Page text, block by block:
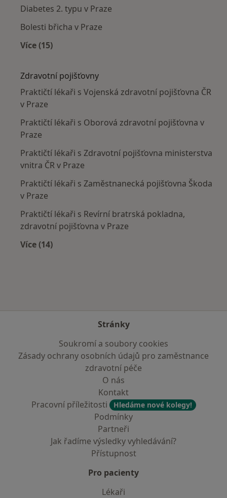
Diabetes 2. typu v Praze
Bolesti břicha v Praze
Více (15)
Zdravotní pojišťovny
Praktičtí lékaři s Vojenská zdravotní pojišťovna ČR
v Praze
Praktičtí lékaři s Oborová zdravotní pojišťovna v
Praze
Praktičtí lékaři s Zdravotní pojišťovna ministerstva
vnitra ČR v Praze
Praktičtí lékaři s Zaměstnanecká pojišťovna Škoda
v Praze
Praktičtí lékaři s Revírní bratrská pokladna,
zdravotní pojišťovna v Praze
Více (14)
Stránky
Soukromí a soubory cookies
Zásady ochrany osobních údajů pro zaměstnance
zdravotní péče
O nás
Kontakt
Pracovní příležitosti
Hledáme nové kolegy!
Podmínky
Partneři
Jak řadíme výsledky vyhledávání?
Přístupnost
Pro pacienty
Lékaři